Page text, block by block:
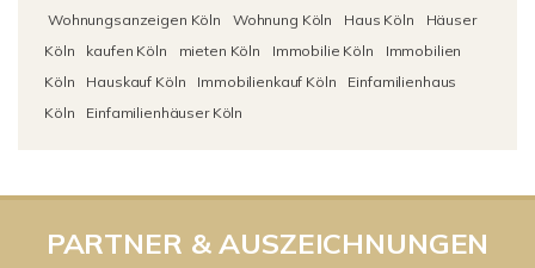
Wohnungsanzeigen Köln
Wohnung Köln Haus Köln
Häuser
Köln
kaufen Köln mieten Köln Immobilie Köln
Immobilien
Köln
Hauskauf Köln Immobilienkauf Köln
Einfamilienhaus
Köln
Einfamilienhäuser Köln
PARTNER & AUSZEICHNUNGEN